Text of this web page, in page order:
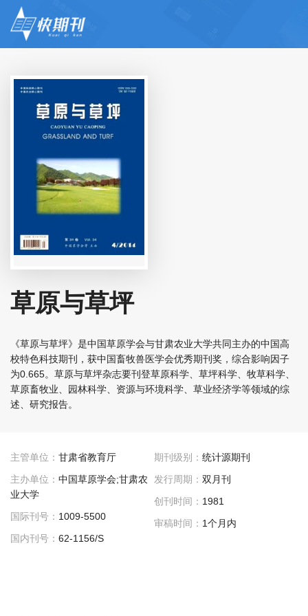
草原与草坪
《草原与草坪》是中国草原学会与甘肃农业大学共同主办的中国高
校特色科技期刊，获中国畜牧兽医学会优秀期刊奖，综合影响因子
为0.665。草原与草坪杂志要刊登草原科学、草坪科学、牧草科学、
草原畜牧业、园林科学、资源与环境科学、草业经济学等领域的综
述、研究报告。
主管单位： 甘肃省教育厅
主办单位： 中国草原学会;甘肃农
业大学
国际刊号： 1009-5500
国内刊号： 62-1156/S
期刊级别： 统计源期刊
发行周期： 双月刊
创刊时间： 1981
审稿时间： 1个月内